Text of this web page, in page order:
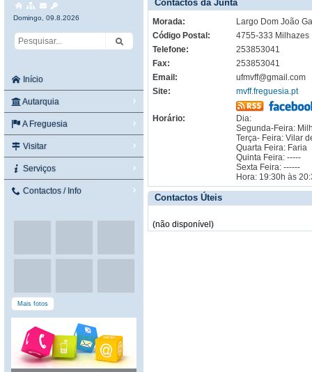
Domingo, 09.8.2026
Início
Autarquia
A Freguesia
Visitar
Serviços
Contactos / Info
Mais fotos
Contactos da Junta
Morada:
Largo Dom João
Código Postal:
4755-333 Milhazes
Telefone:
253853041
Fax:
253853041
Email:
ufmvff@gmail.com
Site:
mvff.freguesia.pt
Horário:
Dia:
Segunda-Feira:
Terça- Feira: Vilar
Quarta Feira: Faria
Quinta Feira: -----
Sexta Feira: ------
Hora: 19:30h às
Contactos Úteis
(não disponível)